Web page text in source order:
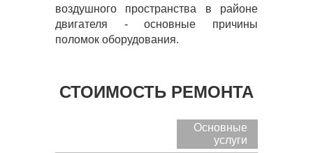
воздушного пространства в районе
двигателя - основные причины
поломок оборудования.
СТОИМОСТЬ РЕМОНТА
Основные
услуги